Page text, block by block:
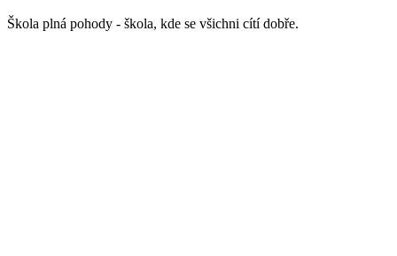
Škola plná pohody - škola, kde se všichni cítí dobře.